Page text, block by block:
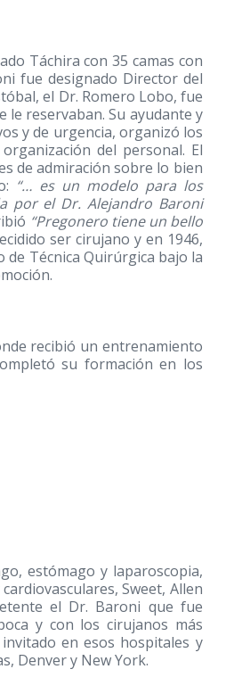
Táchira con 35 camas con
fue designado Director del
el Dr. Romero Lobo, fue
reservaban. Su ayudante y
y de urgencia, organizó los
del personal. El
de admiración sobre lo bien
“… es un modelo para los
por el Dr. Alejandro Baroni
“Pregonero tiene un bello
ser cirujano y en 1946,
de Técnica Quirúrgica bajo la
recibió un entrenamiento
su formación en los
estómago y laparoscopia,
Sweet, Allen
el Dr. Baroni que fue
y con los cirujanos más
en esos hospitales y
Denver y New York.